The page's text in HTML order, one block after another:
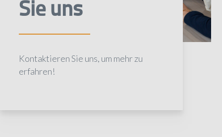
Sie uns
Kontaktieren Sie uns, um mehr zu
erfahren!